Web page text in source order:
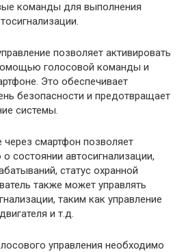
команды для выполнения
позволяет активировать
голосовой команды и
Это обеспечивает
безопасности и предотвращает
системы.
через смартфон позволяет
состоянии автосигнализации,
статус охранной
также может управлять
таким как управление
и т.д.
управления необходимо